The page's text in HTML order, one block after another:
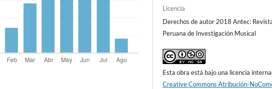
Licencia
Derechos de autor 2018 Antec:
Peruana de Investigación Musical
Esta obra está bajo una licencia
Creative Commons Atribución-